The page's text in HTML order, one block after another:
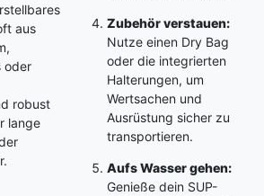
aus
oder
robust
lange
Zubehör verstauen:
Nutze einen Dry Bag
oder die integrierten
Halterungen, um
Wertsachen und
Ausrüstung sicher zu
transportieren.
Aufs Wasser gehen:
Genieße dein SUP-